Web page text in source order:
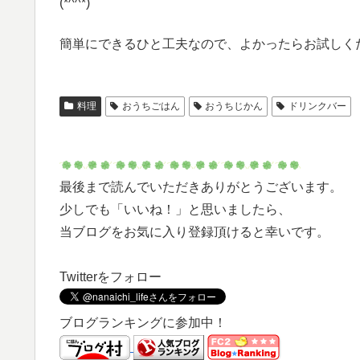
(*^^*)
簡単にできるひと工夫なので、よかったらお試しく
料理 おうちごはん おうちじかん ドリンクバー
最後まで読んでいただきありがとうございます。
少しでも「いいね！」と思いましたら、
当ブログをお気に入り登録頂けると幸いです。
Twitterをフォロー
ブログランキングに参加中！